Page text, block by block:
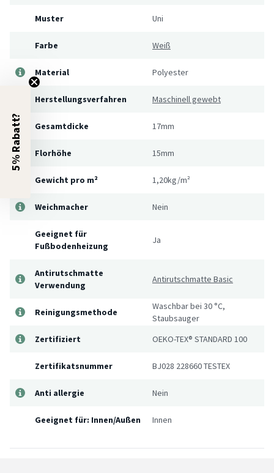
Muster Uni
Farbe Weiß
Material Polyester
Herstellungsverfahren Maschinell gewebt
Gesamtdicke 17mm
Florhöhe 15mm
Gewicht pro m² 1,20kg/m²
Weichmacher Nein
Geeignet für
Fußbodenheizung
Ja
Antirutschmatte
Verwendung
Antirutschmatte Basic
Reinigungsmethode
Waschbar bei 30 °C,
Staubsauger
Zertifiziert
OEKO-TEX® STANDARD 100
Zertifikatsnummer BJ028 228660 TESTEX
Anti allergie Nein
Geeignet für: Innen/Außen Innen
5% Rabatt?